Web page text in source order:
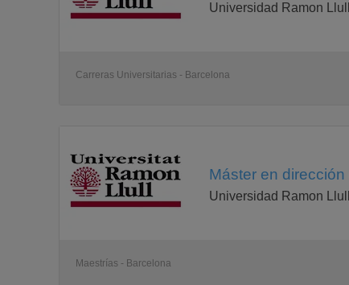
Universidad Ramon Llull
Carreras Universitarias - Barcelona
Máster en
Universidad Ramon Llull
Maestrías - Barcelona